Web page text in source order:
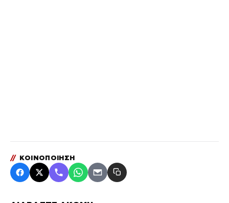
// ΚΟΙΝΟΠΟΙΗΣΗ